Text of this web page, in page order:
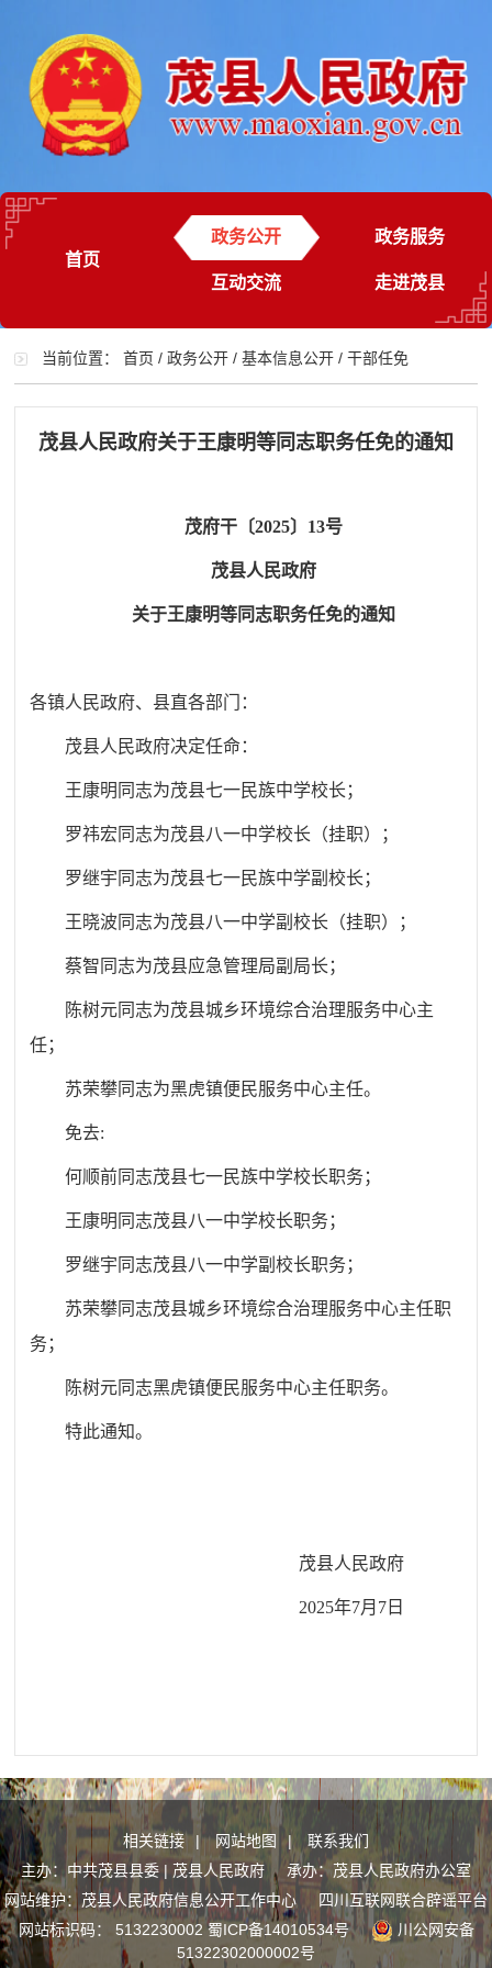
首页
政务公开 政务服务
互动交流 走进茂县
当前位置：首页 /政务公开 /基本信息公开 /干部任免
茂县人民政府关于王康明等同志职务任免的通知
茂府干〔2025〕13号
茂县人民政府
关于王康明等同志职务任免的通知
各镇人民政府、县直各部门：
茂县人民政府决定任命：
王康明同志为茂县七一民族中学校长；
罗祎宏同志为茂县八一中学校长（挂职）；
罗继宇同志为茂县七一民族中学副校长；
王晓波同志为茂县八一中学副校长（挂职）；
蔡智同志为茂县应急管理局副局长；
陈树元同志为茂县城乡环境综合治理服务中心主
任；
苏荣攀同志为黑虎镇便民服务中心主任。
免去:
何顺前同志茂县七一民族中学校长职务；
王康明同志茂县八一中学校长职务；
罗继宇同志茂县八一中学副校长职务；
苏荣攀同志茂县城乡环境综合治理服务中心主任职
务；
陈树元同志黑虎镇便民服务中心主任职务。
特此通知。
茂县人民政府
2025年7月7日
相关链接 | 网站地图 |
联系我们
主办：中共茂县县委 | 茂县人民政府 承办：茂县人民政府办公室
网站维护：茂县人民政府信息公开工作中心
四川互联网联合辟谣平台
网站标识码： 5132230002 蜀ICP备14010534号
川公网安备
51322302000002号